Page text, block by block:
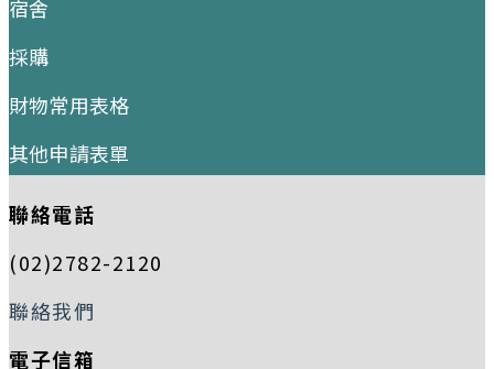
宿舍
採購
財物常用表格
其他申請表單
聯絡電話
(02)2782-2120
聯絡我們
電子信箱